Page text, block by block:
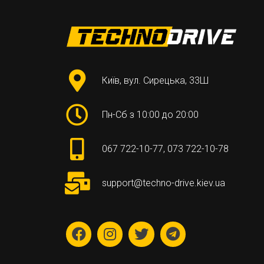
Київ, вул. Сирецька, 33Ш
Пн-Сб з 10:00 до 20:00
067 722-10-77, 073 722-10-78
support@techno-drive.kiev.ua